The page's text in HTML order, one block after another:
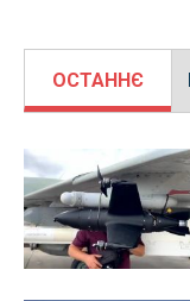
ОСТАННЄ